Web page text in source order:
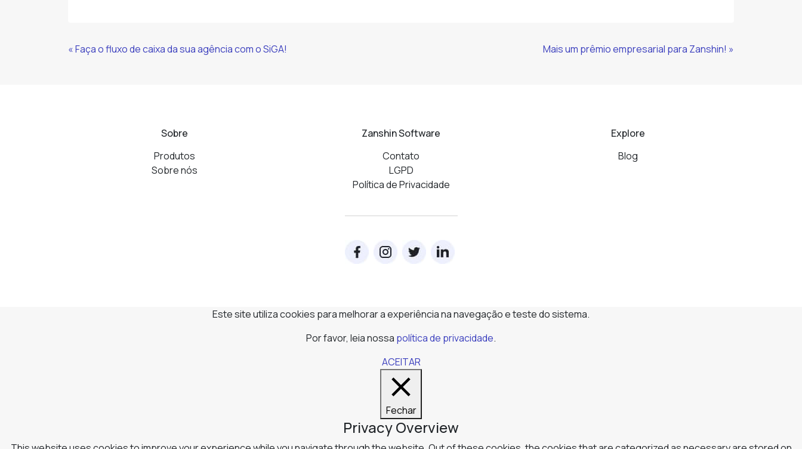
Continue
Lendo
« Faça o fluxo de caixa da sua agência com o SiGA! Mais um prêmio empresarial para Zanshin! »
Sobre
Produtos
Sobre nós
Zanshin Software
Contato
LGPD
Política de Privacidade
Explore
Blog
Este site utiliza cookies para melhorar a experiência na navegação e teste do sistema.
Por favor, leia nossa política de privacidade.
ACEITAR
Fechar
Privacy Overview